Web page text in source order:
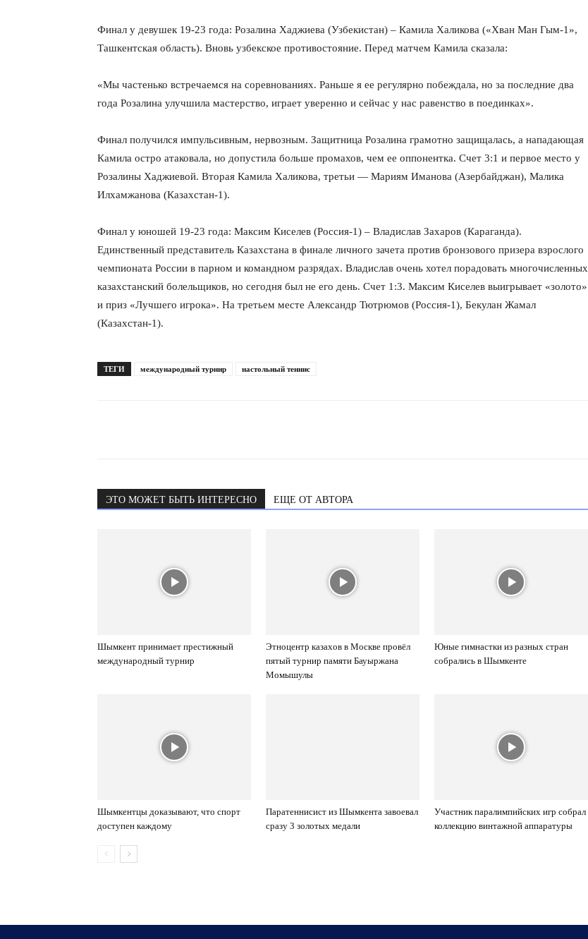
Финал у девушек 19-23 года: Розалина Хаджиева (Узбекистан) – Камила Халикова («Хван Ман Гым-1»,
Ташкентская область). Вновь узбекское противостояние. Перед матчем Камила сказала:
«Мы частенько встречаемся на соревнованиях. Раньше я ее регулярно побеждала, но за последние два
года Розалина улучшила мастерство, играет уверенно и сейчас у нас равенство в поединках».
Финал получился импульсивным, нервозным. Защитница Розалина грамотно защищалась, а нападающая
Камила остро атаковала, но допустила больше промахов, чем ее оппонентка. Счет 3:1 и первое место у
Розалины Хаджиевой. Вторая Камила Халикова, третьи — Мариям Иманова (Азербайджан), Малика
Илхамжанова (Казахстан-1).
Финал у юношей 19-23 года: Максим Киселев (Россия-1) – Владислав Захаров (Караганда).
Единственный представитель Казахстана в финале личного зачета против бронзового призера взрослого
чемпионата России в парном и командном разрядах. Владислав очень хотел порадовать многочисленных
казахстанский болельщиков, но сегодня был не его день. Счет 1:3. Максим Киселев выигрывает «золото»
и приз «Лучшего игрока». На третьем месте Александр Тютрюмов (Россия-1), Бекулан Жамал
(Казахстан-1).
ТЕГИ международный турнир настольный теннис
ЭТО МОЖЕТ БЫТЬ ИНТЕРЕСНО ЕЩЕ ОТ АВТОРА
Шымкент принимает престижный
международный турнир
Этноцентр казахов в Москве провёл
пятый турнир памяти Бауыржана
Момышулы
Юные гимнастки из разных стран
собрались в Шымкенте
Шымкентцы доказывают, что спорт
доступен каждому
Паратеннисист из Шымкента завоевал
сразу 3 золотых медали
Участник паралимпийских игр собрал
коллекцию винтажной аппаратуры